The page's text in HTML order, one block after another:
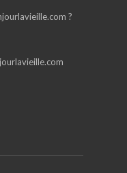
?